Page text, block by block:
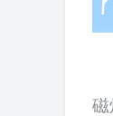
磁